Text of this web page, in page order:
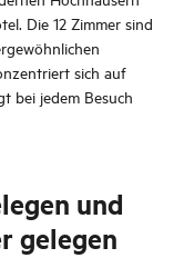
Die 12 Zimmer sind
sich auf
bei jedem Besuch
und
gelegen